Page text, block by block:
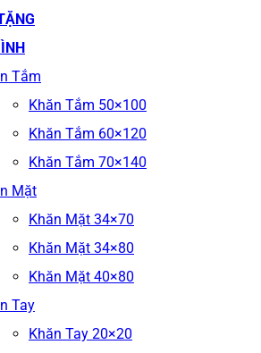
Tắm
Khăn Tắm 50×100
Khăn Tắm 60×120
Khăn Tắm 70×140
Mặt
Khăn Mặt 34×70
Khăn Mặt 34×80
Khăn Mặt 40×80
Tay
Khăn Tay 20×20